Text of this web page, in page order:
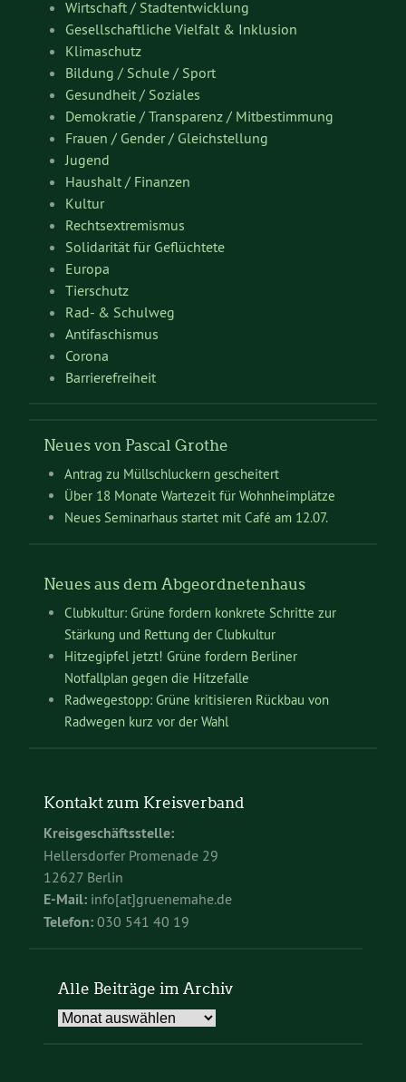
Wirtschaft / Stadtentwicklung
Gesellschaftliche Vielfalt & Inklusion
Klimaschutz
Bildung / Schule / Sport
Gesundheit / Soziales
Demokratie / Transparenz / Mitbestimmung
Frauen / Gender / Gleichstellung
Jugend
Haushalt / Finanzen
Kultur
Rechtsextremismus
Solidarität für Geflüchtete
Europa
Tierschutz
Rad- & Schulweg
Antifaschismus
Corona
Barrierefreiheit
Neues von Pascal Grothe
Antrag zu Müllschluckern gescheitert
Über 18 Monate Wartezeit für Wohnheimplätze
Neues Seminarhaus startet mit Café am 12.07.
Neues aus dem Abgeordnetenhaus
Clubkultur: Grüne fordern konkrete Schritte zur
Stärkung und Rettung der Clubkultur
Hitzegipfel jetzt! Grüne fordern Berliner
Notfallplan gegen die Hitzefalle
Radwegestopp: Grüne kritisieren Rückbau von
Radwegen kurz vor der Wahl
Kontakt zum Kreisverband
Kreisgeschäftsstelle:
Hellersdorfer Promenade 29
12627 Berlin
E-Mail: info[at]gruenemahe.de
Telefon: 030 541 40 19
Alle Beiträge im Archiv
Alle